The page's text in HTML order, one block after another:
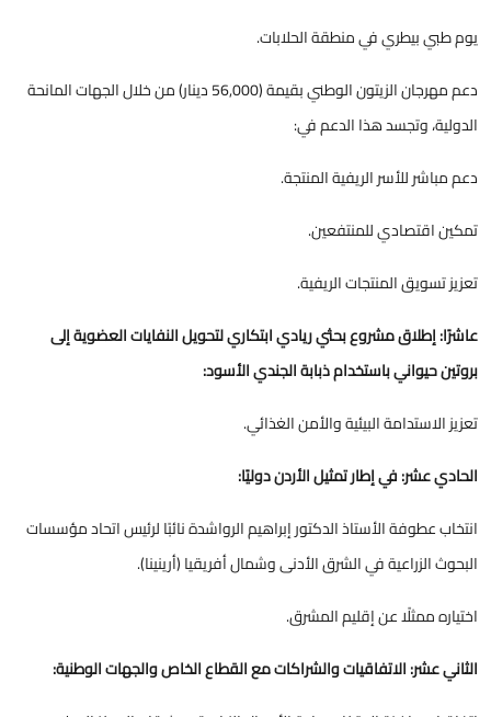
يوم طبي بيطري في منطقة الحلابات.
دعم مهرجان الزيتون الوطني بقيمة (56,000 دينار) من خلال الجهات المانحة
الدولية، وتجسد هذا الدعم في:
دعم مباشر للأسر الريفية المنتجة.
تمكين اقتصادي للمنتفعين.
تعزيز تسويق المنتجات الريفية.
عاشرًا: إطلاق مشروع بحثي ريادي ابتكاري لتحويل النفايات العضوية إلى
بروتين حيواني باستخدام ذبابة الجندي الأسود:
تعزيز الاستدامة البيئية والأمن الغذائي.
الحادي عشر: في إطار تمثيل الأردن دوليًا:
انتخاب عطوفة الأستاذ الدكتور إبراهيم الرواشدة نائبًا لرئيس اتحاد مؤسسات
البحوث الزراعية في الشرق الأدنى وشمال أفريقيا (أرينينا).
اختياره ممثلًا عن إقليم المشرق.
الثاني عشر: الاتفاقيات والشراكات مع القطاع الخاص والجهات الوطنية: